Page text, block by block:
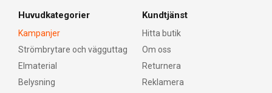
Huvudkategorier
Kampanjer
Strömbrytare och vägguttag
Elmaterial
Belysning
Kundtjänst
Hitta butik
Om oss
Returnera
Reklamera